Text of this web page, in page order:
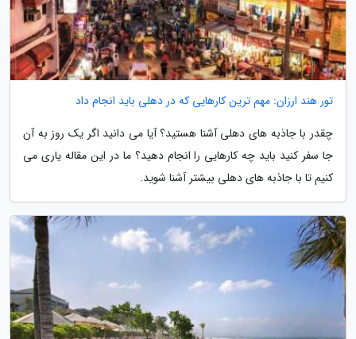
تور هند ارزان: مهم ترین کارهایی که در دهلی باید انجام داد
چقدر با جاذبه های دهلی آشنا هستید؟ آیا می دانید اگر یک روز به آن
جا سفر کنید باید چه کارهایی را انجام دهید؟ ما در این مقاله یاری می
کنیم تا با جاذبه های دهلی بیشتر آشنا شوید.